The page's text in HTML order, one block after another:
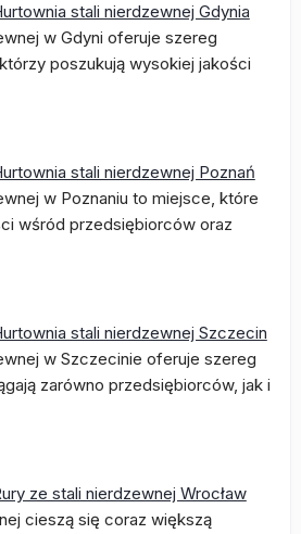
stali nierdzewnej Gdynia
w Gdyni oferuje szereg
poszukują wysokiej jakości
stali nierdzewnej Poznań
w Poznaniu to miejsce, które
wśród przedsiębiorców oraz
stali nierdzewnej Szczecin
w Szczecinie oferuje szereg
zarówno przedsiębiorców, jak i
ze stali nierdzewnej Wrocław
cieszą się coraz większą